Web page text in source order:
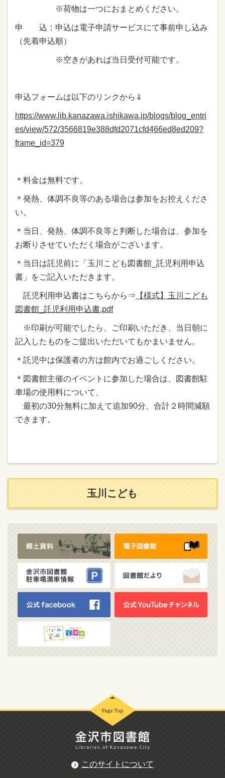
※荷物は一つにおまとめください。
申 込：申込は電子申請サービスにて事前申し込み
（先着申込順）
※空きがあれば当日受付可能です。
申込フォームは以下のリンクから⇓
https://www.lib.kanazawa.ishikawa.jp/blogs/blog_entri
es/view/572/3566819e388dfd2071cfd466ed8ed209?
frame_id=379
＊料金は無料です。
＊発熱、体調不良等のある場合は参加をお控えくださ
い。
＊当日、発熱、体調不良等と判断した場合は、参加を
お断りさせていただく場合がございます。
＊当日は託児前に「玉川こども図書館_託児利用申込
書」をご記入いただきます。
託児利用申込書はこちらから⇒ 【様式】玉川こども
図書館_託児利用申込書.pdf
※印刷が可能でしたら、ご印刷いただき、当日朝に
記入したものをご提出いただいてもかまいません。
＊託児中は保護者の方は館内でお過ごしください。
＊図書館主催のイベントに参加した場合は、図書館駐
車場の使用料について、
最初の30分無料に加えて追加90分、合計２時間減額
できます。
玉川こども
このサイトについて